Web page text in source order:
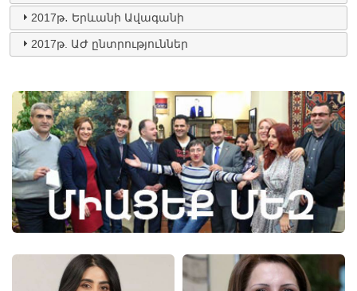
2017թ․ Երևանի Ավագանի
2017թ. ԱԺ ընտրություններ